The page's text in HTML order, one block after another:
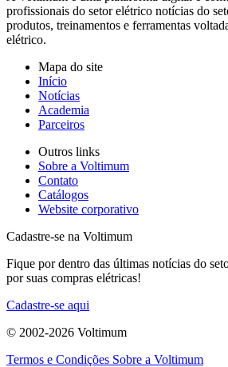
profissionais do setor elétrico notícias do
produtos, treinamentos e ferramentas
elétrico.
Mapa do site
Início
Notícias
Academia
Parceiros
Outros links
Sobre a Voltimum
Contato
Catálogos
Website corporativo
Cadastre-se na Voltimum
Fique por dentro das últimas notícias do
por suas compras elétricas!
Cadastre-se aqui
© 2002-2026 Voltimum
Termos e Condições Sobre a Voltimum